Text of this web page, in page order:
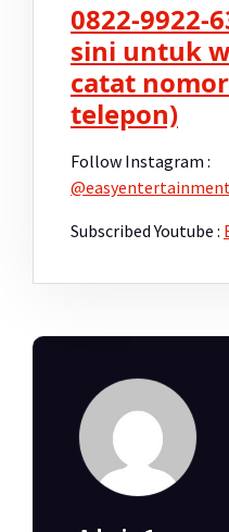
0822-9922-
sini untuk
catat
telepon)
Follow Instagram :
Subscribed Youtube :